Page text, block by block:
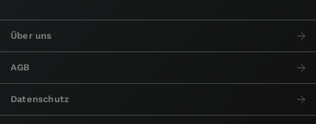
Über uns
AGB
Datenschutz